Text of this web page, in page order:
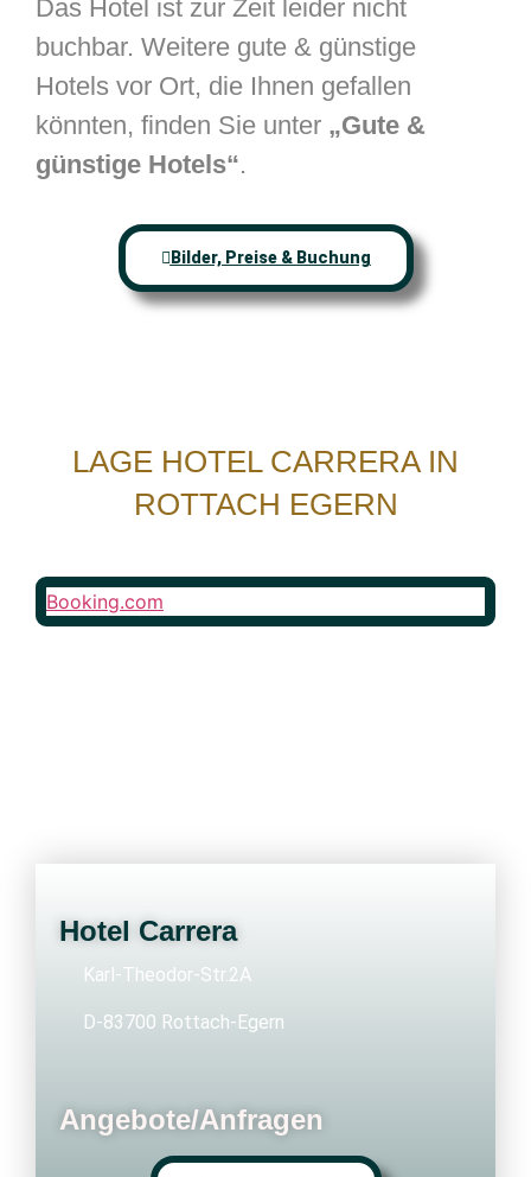
Das Hotel ist zur Zeit leider nicht
buchbar. Weitere gute & günstige
Hotels vor Ort, die Ihnen gefallen
könnten, finden Sie unter „Gute &
günstige Hotels“.
Bilder, Preise & Buchung
LAGE HOTEL CARRERA IN
ROTTACH EGERN
Booking.com
Hotel Carrera
Karl-Theodor-Str.2A
D-83700 Rottach-Egern
Angebote/Anfragen